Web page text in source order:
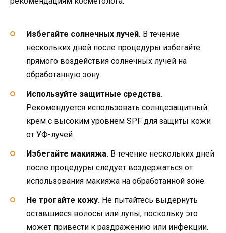
Избегайте солнечных лучей. В течение
нескольких дней после процедуры избегайте
прямого воздействия солнечных лучей на
обработанную зону.
Используйте защитные средства.
Рекомендуется использовать солнцезащитный
крем с высоким уровнем SPF для защиты кожи
от УФ-лучей.
Избегайте макияжа. В течение нескольких дней
после процедуры следует воздержаться от
использования макияжа на обработанной зоне.
Не трогайте кожу. Не пытайтесь выдернуть
оставшиеся волосы или лупы, поскольку это
может привести к раздражению или инфекции.